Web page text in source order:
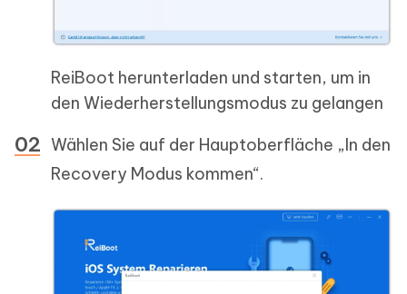
ReiBoot herunterladen und starten, um in
den Wiederherstellungsmodus zu gelangen
Wählen Sie auf der Hauptoberfläche „In den
Recovery Modus kommen“.